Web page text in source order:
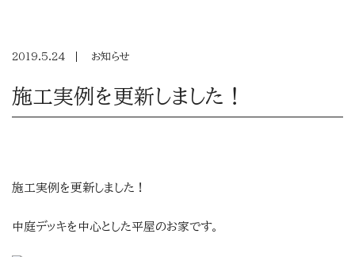
2019.5.24 お知らせ
施工実例を更新しました！
施工実例を更新しました！
中庭デッキを中心とした平屋のお家です。